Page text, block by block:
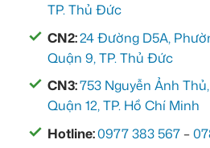
TP. Thủ Đức
CN2:24 Đường D5A,
Quận 9, TP. Thủ Đức
CN3:753 Nguyễn Ảnh
Quận 12, TP. Hồ Chí Minh
Hotline:0977 383 567 –